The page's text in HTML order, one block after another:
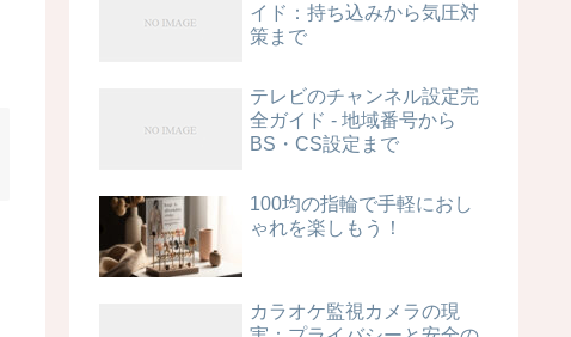
イド：持ち込みから気圧対
策まで
テレビのチャンネル設定完
全ガイド - 地域番号から
BS・CS設定まで
100均の指輪で手軽におし
ゃれを楽しもう！
カラオケ監視カメラの現